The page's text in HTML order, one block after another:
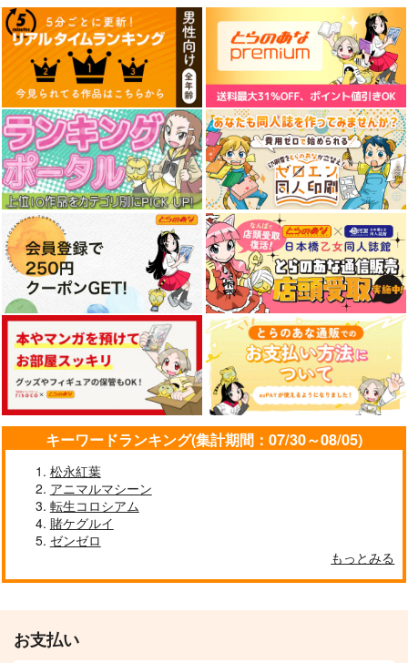
キーワードランキング(集計期間：07/30～08/05)
松永紅葉
アニマルマシーン
転生コロシアム
賭ケグルイ
ゼンゼロ
もっとみる
お支払い